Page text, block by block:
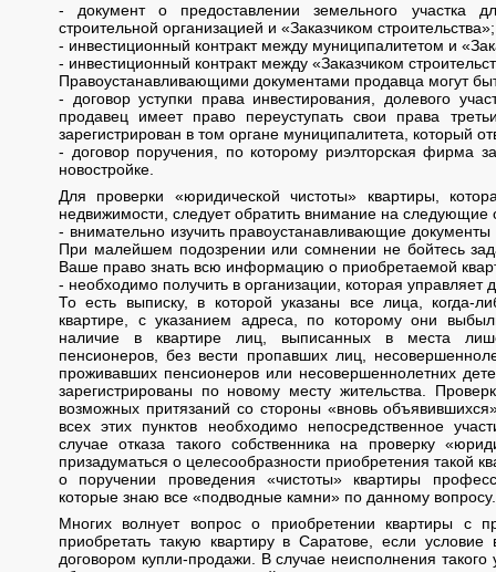
- документ о предоставлении земельного участка
строительной организацией и «Заказчиком строительства»;
- инвестиционный контракт между муниципалитетом и
- инвестиционный контракт между «Заказчиком
Правоустанавливающими документами продавца могут
- договор уступки права инвестирования, долевого
продавец имеет право переуступать свои права
зарегистрирован в том органе муниципалитета, который
- договор поручения, по которому риэлторская фирма
новостройке.
Для проверки «юридической чистоты» квартиры,
недвижимости, следует обратить внимание на следующие
- внимательно изучить правоустанавливающие
При малейшем подозрении или сомнении не бойтесь
Ваше право знать всю информацию о приобретаемой
- необходимо получить в организации, которая
То есть выписку, в которой указаны все лица, когда-
квартире, с указанием адреса, по которому они
наличие в квартире лиц, выписанных в места
пенсионеров, без вести пропавших лиц,
проживавших пенсионеров или несовершеннолетних
зарегистрированы по новому месту жительства.
возможных притязаний со стороны «вновь
всех этих пунктов необходимо непосредственное
случае отказа такого собственника на проверку
призадуматься о целесообразности приобретения такой
о поручении проведения «чистоты» квартиры
которые знаю все «подводные камни» по данному
Многих волнует вопрос о приобретении квартиры с
приобретать такую квартиру в Саратове, если
договором купли-продажи. В случае неисполнения